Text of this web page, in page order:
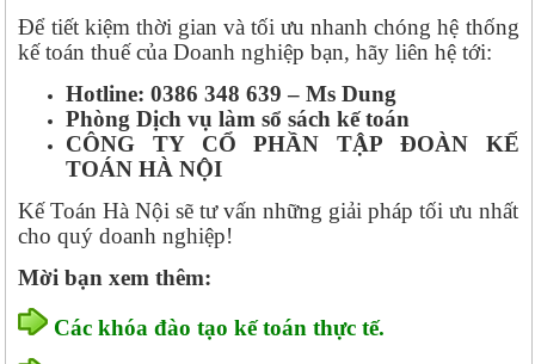
Để tiết kiệm thời gian và tối ưu nhanh chóng hệ thống
kế toán thuế của Doanh nghiệp bạn, hãy liên hệ tới:
Hotline: 0386 348 639 – Ms Dung
Phòng Dịch vụ làm sổ sách kế toán
CÔNG TY CỔ PHẦN TẬP ĐOÀN KẾ
TOÁN HÀ NỘI
Kế Toán Hà Nội sẽ tư vấn những giải pháp tối ưu nhất
cho quý doanh nghiệp!
Mời bạn xem thêm:
Các khóa đào tạo kế toán thực tế.